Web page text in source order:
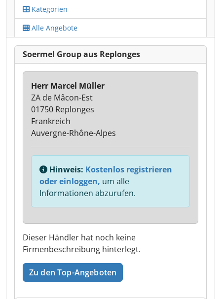
Kategorien
Alle Angebote
Soermel Group aus Replonges
Dieser Händler hat noch keine
Firmenbeschreibung hinterlegt.
Zu den Top-Angeboten
Herr Marcel Müller
ZA de Mâcon-Est
01750 Replonges
Frankreich
Auvergne-Rhône-Alpes
Hinweis: Kostenlos registrieren
oder einloggen, um alle
Informationen abzurufen.